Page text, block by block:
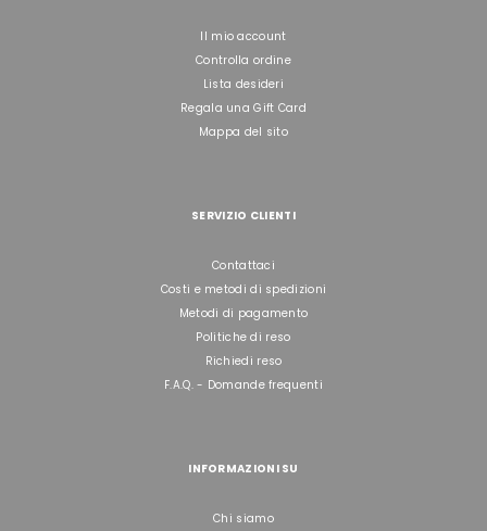
Il mio account
Controlla ordine
Lista desideri
Regala una Gift Card
Mappa del sito
SERVIZIO CLIENTI
Contattaci
Costi e metodi di spedizioni
Metodi di pagamento
Politiche di reso
Richiedi reso
F.A.Q. - Domande frequenti
INFORMAZIONI SU
Chi siamo